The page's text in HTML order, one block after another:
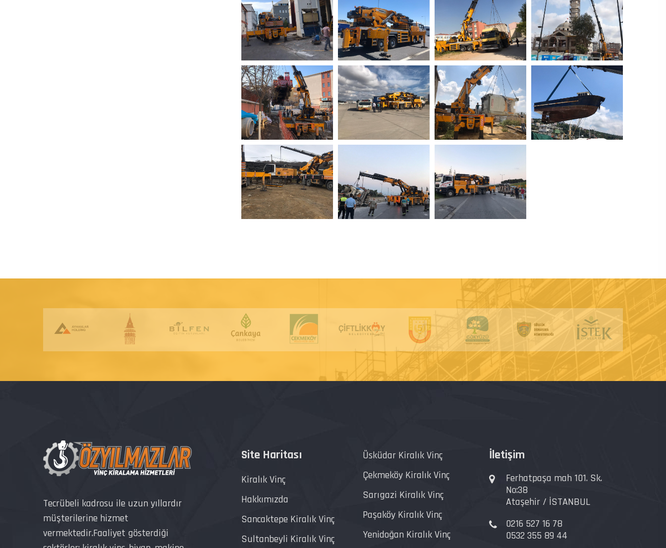
Tecrübeli kadrosu ile uzun yıllardır
müşterilerine hizmet
vermektedir.Faaliyet gösterdiği
Site Haritası
Kiralık Vinç
Hakkımızda
Sancaktepe Kiralık Vinç
Sultanbeyli Kiralık Vinç
Üsküdar Kiralık Vinç
Çekmeköy Kiralık Vinç
Sarıgazi Kiralık Vinç
Paşaköy Kiralık Vinç
Yenidoğan Kiralık Vinç
İletişim
Ferhatpaşa mah 101. Sk.
No:38
Ataşehir / İSTANBUL
0216 527 16 78
0532 355 89 44